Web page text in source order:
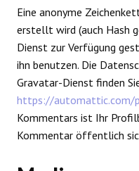
Eine anonyme
erstellt wird (auch Hash
Dienst zur Verfügung
ihn benutzen. Die
Gravatar-Dienst finden
https://automattic.com/
Kommentars ist Ihr
Kommentar öffentlich